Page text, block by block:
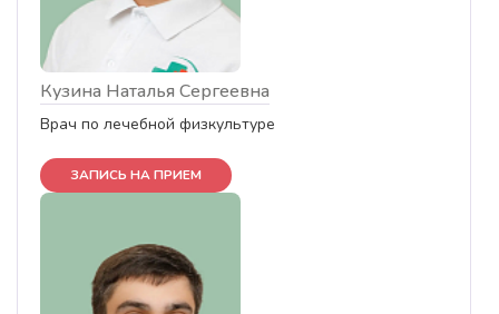
Кузина Наталья Сергеевна
Врач по лечебной физкультуре
ЗАПИСЬ НА ПРИЕМ